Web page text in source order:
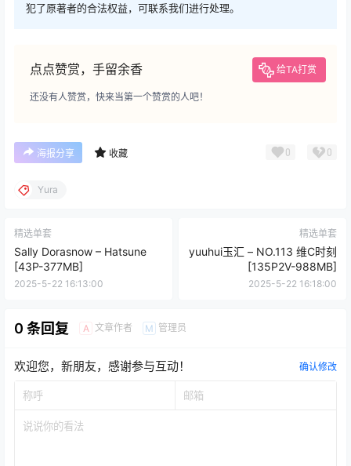
犯了原著者的合法权益，可联系我们进行处理。
点点赞赏，手留余香 给TA打赏
还没有人赞赏，快来当第一个赞赏的人吧！
海报分享 收藏 0 0
Yura
精选单套
Sally Dorasnow – Hatsune
[43P-377MB]
2025-5-22 16:13:00
精选单套
yuuhui玉汇 – NO.113 维C时刻
[135P2V-988MB]
2025-5-22 16:18:00
0 条回复 A 文章作者 M 管理员
欢迎您，新朋友，感谢参与互动！ 确认修改